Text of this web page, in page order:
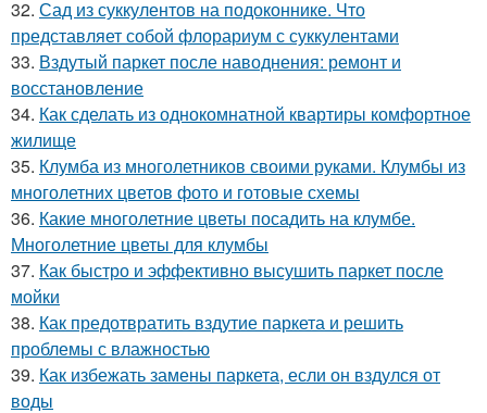
32. Сад из суккулентов на подоконнике. Что
представляет собой флорариум с суккулентами
33. Вздутый паркет после наводнения: ремонт и
восстановление
34. Как сделать из однокомнатной квартиры комфортное
жилище
35. Клумба из многолетников своими руками. Клумбы из
многолетних цветов фото и готовые схемы
36. Какие многолетние цветы посадить на клумбе.
Многолетние цветы для клумбы
37. Как быстро и эффективно высушить паркет после
мойки
38. Как предотвратить вздутие паркета и решить
проблемы с влажностью
39. Как избежать замены паркета, если он вздулся от
воды